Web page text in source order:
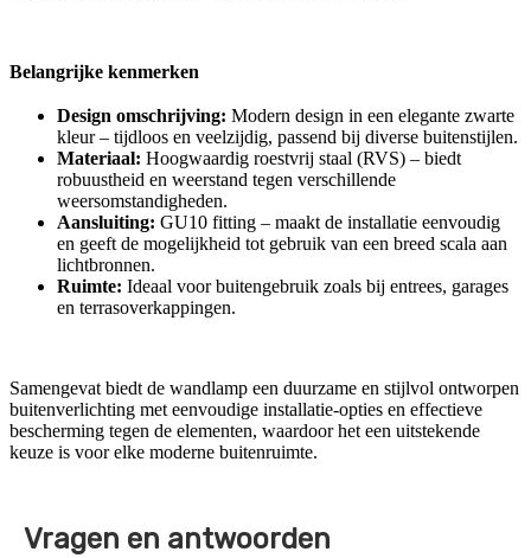
Belangrijke kenmerken
Design omschrijving: Modern design in een elegante zwarte
kleur – tijdloos en veelzijdig, passend bij diverse buitenstijlen.
Materiaal: Hoogwaardig roestvrij staal (RVS) – biedt
robuustheid en weerstand tegen verschillende
weersomstandigheden.
Aansluiting: GU10 fitting – maakt de installatie eenvoudig
en geeft de mogelijkheid tot gebruik van een breed scala aan
lichtbronnen.
Ruimte: Ideaal voor buitengebruik zoals bij entrees, garages
en terrasoverkappingen.
Samengevat biedt de wandlamp een duurzame en stijlvol ontworpen
buitenverlichting met eenvoudige installatie-opties en effectieve
bescherming tegen de elementen, waardoor het een uitstekende
keuze is voor elke moderne buitenruimte.
Vragen en antwoorden